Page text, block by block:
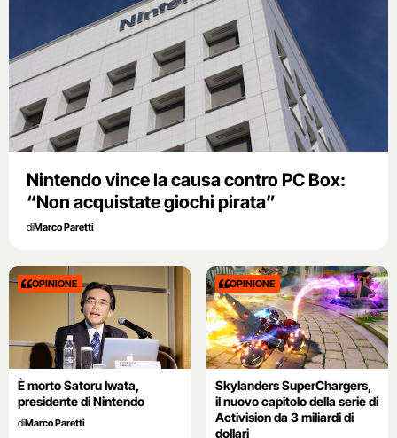
Nintendo vince la causa contro PC Box:
“Non acquistate giochi pirata”
diMarco Paretti
OPINIONE
È morto Satoru Iwata,
presidente di Nintendo
diMarco Paretti
OPINIONE
Skylanders SuperChargers,
il nuovo capitolo della serie di
Activision da 3 miliardi di
dollari